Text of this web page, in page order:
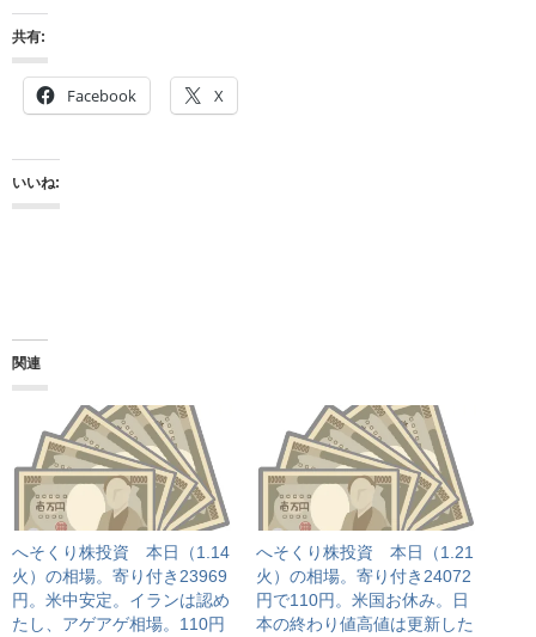
共有:
Facebook X
いいね:
関連
へそくり株投資 本日（1.14
火）の相場。寄り付き23969
円。米中安定。イランは認め
たし、アゲアゲ相場。110円
へそくり株投資 本日（1.21
火）の相場。寄り付き24072
円で110円。米国お休み。日
本の終わり値高値は更新した